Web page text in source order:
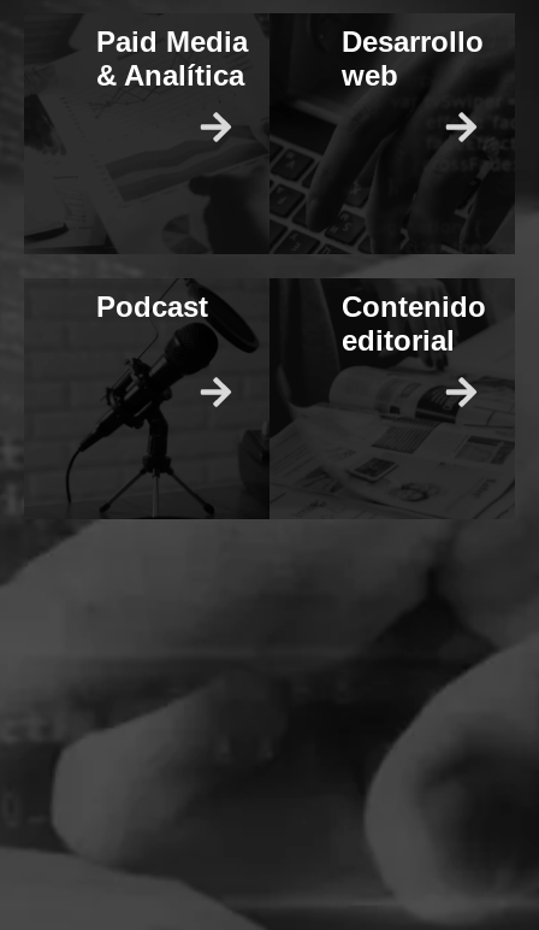
Paid Media
& Analítica
Paid Media
& Analítica
Desarrollo
web
Desarrollo
web
Podcast
Podcast
Contenido
editorial
Contenido
editorial